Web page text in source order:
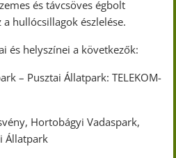
és távcsöves égbolt
hullócsillagok észlelése.
és helyszínei a következők:
– Pusztai Állatpark: TELEKOM-
Hortobágyi Vadaspark,
Állatpark